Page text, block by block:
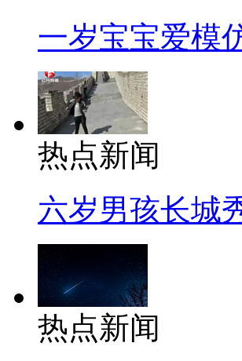
一岁宝宝爱模
热点新闻
六岁男孩长城
热点新闻